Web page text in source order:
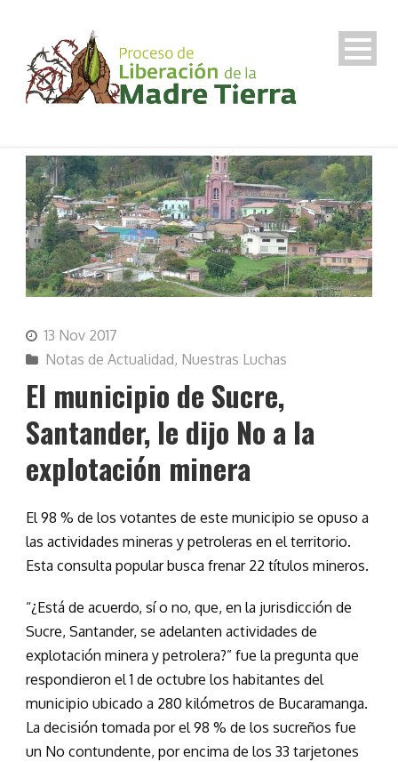
13 Nov 2017
Notas de Actualidad, Nuestras Luchas
El municipio de Sucre,
Santander, le dijo No a la
explotación minera
El 98 % de los votantes de este municipio se opuso a
las actividades mineras y petroleras en el territorio.
Esta consulta popular busca frenar 22 títulos mineros.
“¿Está de acuerdo, sí o no, que, en la jurisdicción de
Sucre, Santander, se adelanten actividades de
explotación minera y petrolera?” fue la pregunta que
respondieron el 1 de octubre los habitantes del
municipio ubicado a 280 kilómetros de Bucaramanga.
La decisión tomada por el 98 % de los sucreños fue
un No contundente, por encima de los 33 tarjetones